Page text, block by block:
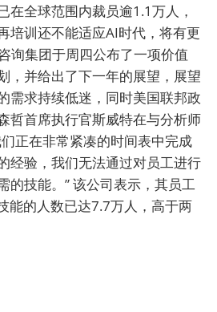
在全球范围内裁员逾1.1万人，
培训还不能适应AI时代，将有更
询集团于周四公布了一项价值
，并给出了下一年的展望，展望
需求持续低迷，同时美国联邦政
哲首席执行官斯威特在与分析师
正在非常紧凑的时间表中完成
经验，我们无法通过对员工进行
的技能。” 该公司表示，其员工
能的人数已达7.7万人，高于两